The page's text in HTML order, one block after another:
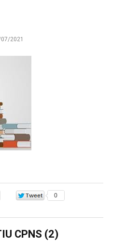
2021
0
CPNS (2)